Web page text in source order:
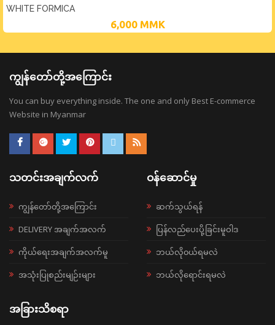
WHITE FORMICA
6,000 MMK
ကျွန်တော်တို့အကြောင်း
You can buy everything inside. The one and only Best E-commerce
Website in Myanmar
သတင်းအချက်လက်
ကျွန်တော်တို့အကြောင်း
DELIVERY အချက်အလက်
ကိုယ်ရေးအချက်အလက်မူ
အသုံးပြုစည်းမျဉ်းများ
ဝန်ဆောင်မှု
ဆက်သွယ်ရန်
ပြန်လည်ပေးပို့ခြင်းမူဝါဒ
ဘယ်လို၀ယ်ရမလဲ
ဘယ်လိုရောင်းရမလဲ
အခြားသိစရာ